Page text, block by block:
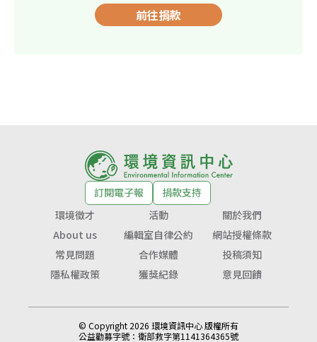
前往捐款
訂閱電子報
捐款支持
環境徵才
活動
關於我們
About us
編輯室自律公約
網站授權條款
常見問題
合作媒體
投稿須知
隱私權政策
獲獎紀錄 意見回饋
© Copyright 2026 環境資訊中心 版權所有
公益勸募字號： 衛部救字第1141364365號